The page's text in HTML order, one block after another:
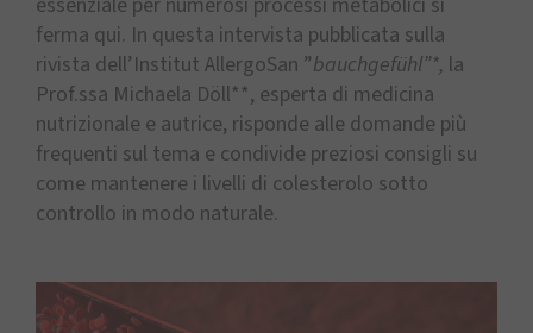
ferma qui. In questa intervista pubblicata sulla
rivista dell’Institut AllergoSan ”bauchgefühl”*, la
Prof.ssa Michaela Döll**, esperta di medicina
nutrizionale e autrice, risponde alle domande più
frequenti sul tema e condivide preziosi consigli su
come mantenere i livelli di colesterolo sotto
controllo in modo naturale.